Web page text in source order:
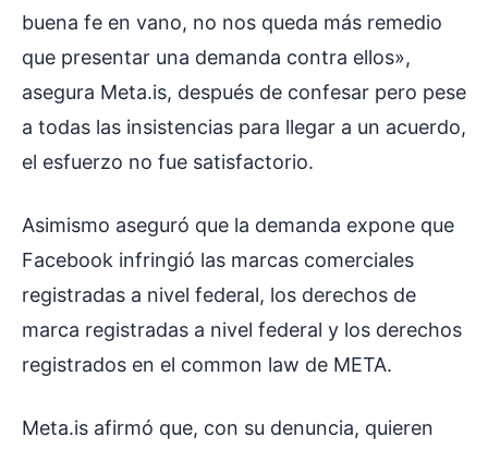
buena fe en vano, no nos queda más remedio
que presentar una demanda contra ellos»,
asegura Meta.is, después de confesar pero pese
a todas las insistencias para llegar a un acuerdo,
el esfuerzo no fue satisfactorio.
Asimismo aseguró que la demanda expone que
Facebook infringió las marcas comerciales
registradas a nivel federal, los derechos de
marca registradas a nivel federal y los derechos
registrados en el common law de META.
Meta.is afirmó que, con su denuncia, quieren